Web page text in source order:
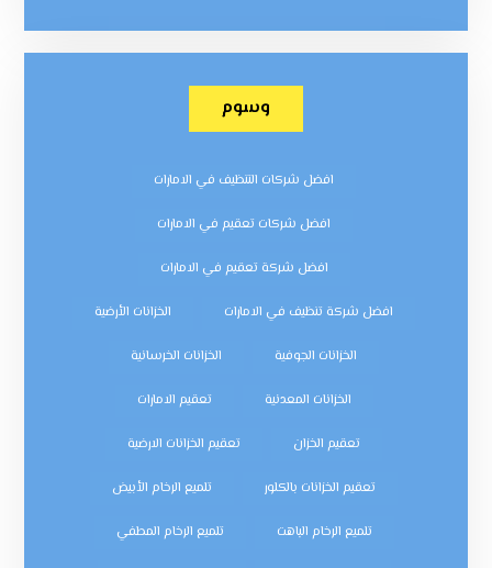
وسوم
افضل شركات التنظيف في الامارات
افضل شركات تعقيم في الامارات
افضل شركة تعقيم في الامارات
افضل شركة تنظيف في الامارات الخزانات الأرضية
الخزانات الجوفية الخزانات الخرسانية
الخزانات المعدنية تعقيم الامارات
تعقيم الخزان تعقيم الخزانات الارضية
تعقيم الخزانات بالكلور تلميع الرخام الأبيض
تلميع الرخام الباهت تلميع الرخام المطفي